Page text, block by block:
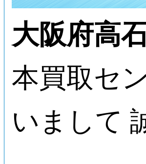
大阪府高
本買取セ
いまして